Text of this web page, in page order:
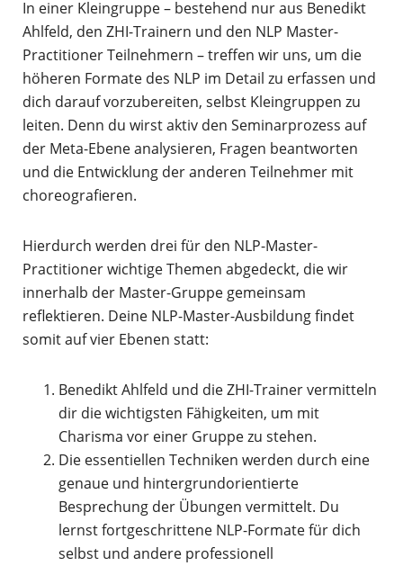
In einer Kleingruppe – bestehend nur aus Benedikt
Ahlfeld, den ZHI-Trainern und den NLP Master-
Practitioner Teilnehmern – treffen wir uns, um die
höheren Formate des NLP im Detail zu erfassen und
dich darauf vorzubereiten, selbst Kleingruppen zu
leiten. Denn du wirst aktiv den Seminarprozess auf
der Meta-Ebene analysieren, Fragen beantworten
und die Entwicklung der anderen Teilnehmer mit
choreografieren.
Hierdurch werden drei für den NLP-Master-
Practitioner wichtige Themen abgedeckt, die wir
innerhalb der Master-Gruppe gemeinsam
reflektieren. Deine NLP-Master-Ausbildung findet
somit auf vier Ebenen statt:
Benedikt Ahlfeld und die ZHI-Trainer vermitteln
dir die wichtigsten Fähigkeiten, um mit
Charisma vor einer Gruppe zu stehen.
Die essentiellen Techniken werden durch eine
genaue und hintergrundorientierte
Besprechung der Übungen vermittelt. Du
lernst fortgeschrittene NLP-Formate für dich
selbst und andere professionell